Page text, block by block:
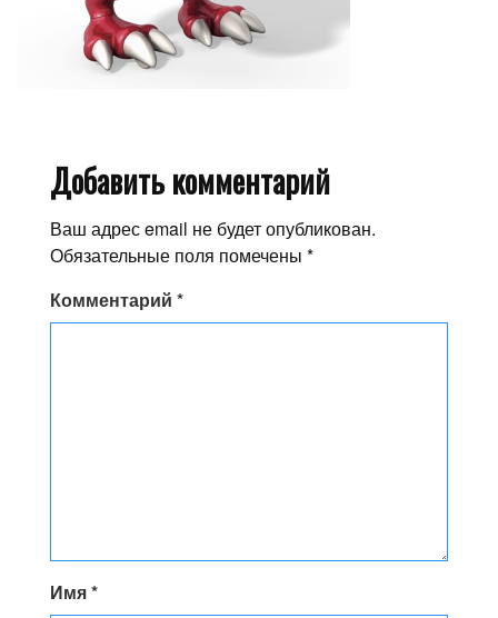
Добавить комментарий
Ваш адрес email не будет опубликован.
Обязательные поля помечены *
Комментарий *
Имя*